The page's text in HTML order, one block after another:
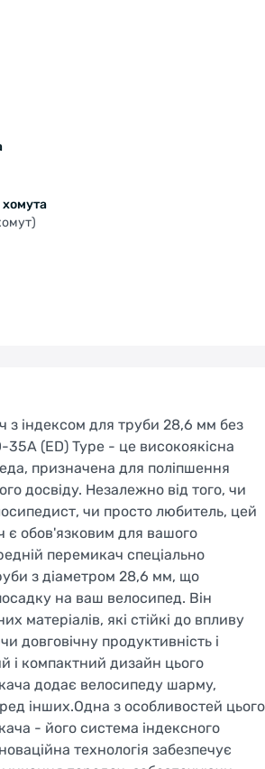
з індексом для труби 28,6 мм без
35A (ED) Type - це високоякісна
призначена для поліпшення
досвіду. Незалежно від того, чи
чи просто любитель, цей
є обов'язковим для вашого
перемикач спеціально
з діаметром 28,6 мм, що
на ваш велосипед. Він
матеріалів, які стійкі до впливу
довговічну продуктивність і
і компактний дизайн цього
додає велосипеду шарму,
інших.Одна з особливостей цього
- його система індексного
технологія забезпечує